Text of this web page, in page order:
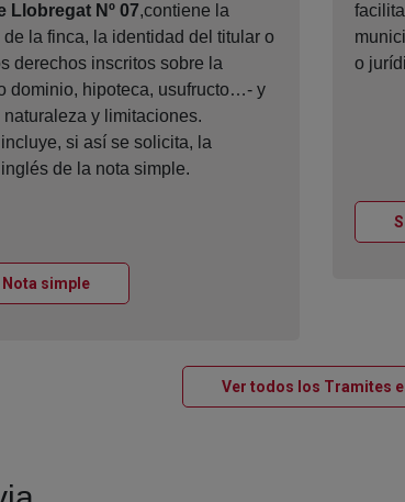
Llobregat Nº 07,contiene la
la finca, la identidad del titular o
derechos inscritos sobre la
dominio, hipoteca, usufructo…- y
y limitaciones.
si así se solicita, la
de la nota simple.
simpleVentana nueva
o
Ver todos los Tramites